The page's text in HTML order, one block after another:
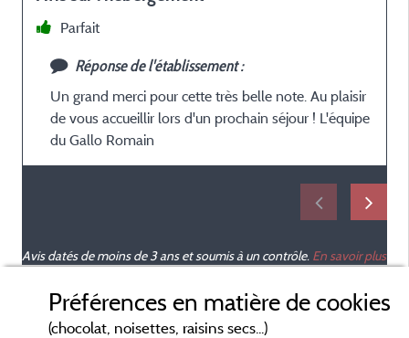
Parfait
Réponse de l'établissement :
Un grand merci pour cette très belle note. Au plaisir
de vous accueillir lors d'un prochain séjour ! L'équipe
du Gallo Romain
Avis datés de moins de 3 ans et soumis à un contrôle. En savoir plus
Préférences en matière de cookies
(chocolat, noisettes, raisins secs...)